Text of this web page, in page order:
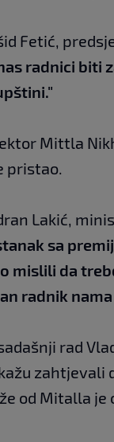
Fetić,
radnici biti
Mittla
pristao.
Lakić,
sa
mislili da
radnik
rad
zahtjevali
od Mitalla je